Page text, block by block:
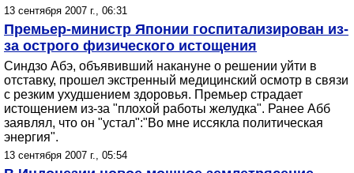
13 сентября 2007 г., 06:31
Премьер-министр Японии госпитализирован из-
за острого физического истощения
Синдзо Абэ, объявивший накануне о решении уйти в
отставку, прошел экстренный медицинский осмотр в связи
с резким ухудшением здоровья. Премьер страдает
истощением из-за "плохой работы желудка". Ранее Абб
заявлял, что он "устал":"Во мне иссякла политическая
энергия".
13 сентября 2007 г., 05:54